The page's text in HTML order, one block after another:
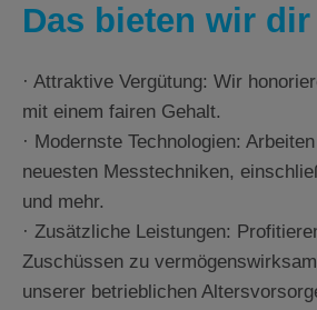
Das bieten wir dir
· Attraktive Vergütung: Wir
mit einem fairen Gehalt.
· Modernste Technologien:
neuesten Messtechniken,
und mehr.
· Zusätzliche Leistungen:
Zuschüssen zu
unserer betrieblichen